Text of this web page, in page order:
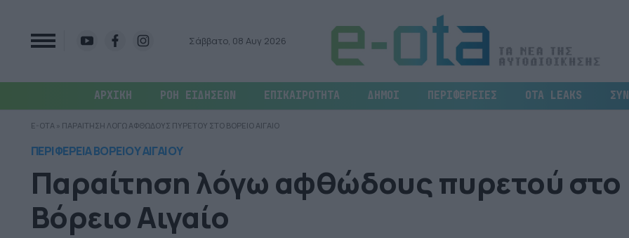
Σάββατο, 08 Αυγ 2026
ΑΡΧΙΚΗ ΡΟΗ ΕΙΔΗΣΕΩΝ ΕΠΙΚΑΙΡΟΤΗΤΑ ΔΗΜΟΙ ΠΕΡΙΦΕΡΕΙΕΣ OTA LEAKS
E-OTA » ΠΑΡΑΙΤΗΣΗ ΛΟΓΩ ΑΦΘΩΔΟΥΣ ΠΥΡΕΤΟΥ ΣΤΟ ΒΟΡΕΙΟ ΑΙΓΑΙΟ
ΠΕΡΙΦΕΡΕΙΑ ΒΟΡΕΙΟΥ ΑΙΓΑΙΟΥ
Παραίτηση λόγω αφθώδους πυρετού στο
Βόρειο Αιγαίο